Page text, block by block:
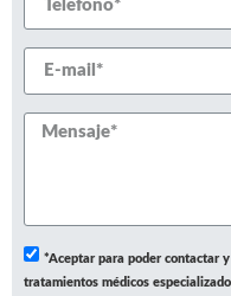
*Aceptar para poder contactar
tratamientos médicos